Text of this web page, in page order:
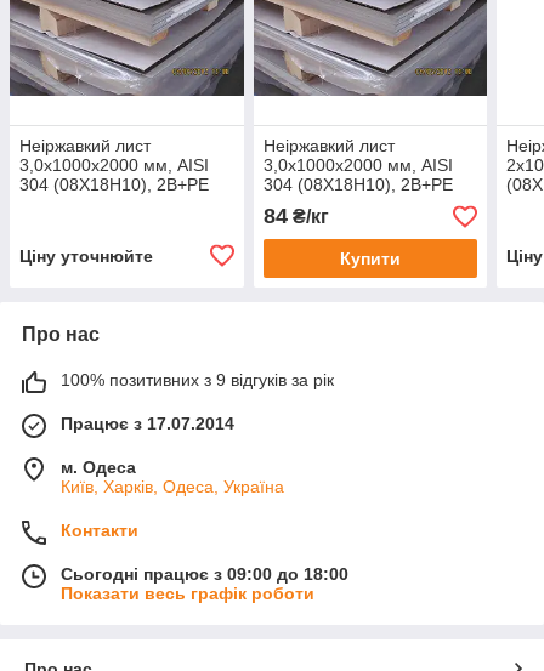
Неіржавкий лист
3,0х1000х2000 мм, AISI
304 (08X18H10), 2В+РЕ
Ціну уточнюйте
Неіржавкий лист
3,0х1000х2000 мм, AISI
304 (08X18H10), 2В+РЕ
84₴/кг
Купити
Про нас
100% позитивних з 9 відгуків за рік
Працює з 17.07.2014
м. Одеса
Київ, Харків, Одеса, Україна
Контакти
Сьогодні працює з 09:00 до 18:00
Показати весь графік роботи